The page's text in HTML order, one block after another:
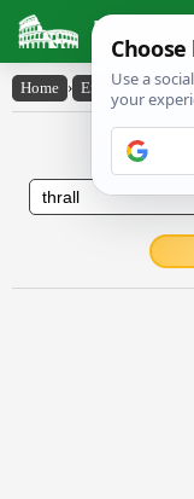
Latin
Home › English-Latin ›